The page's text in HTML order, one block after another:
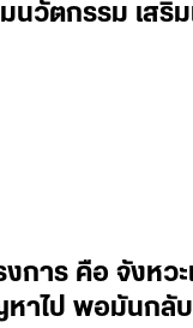
นวัตกรรม เสริ
าร คือ จังหวะ
ไป พอมันกลั